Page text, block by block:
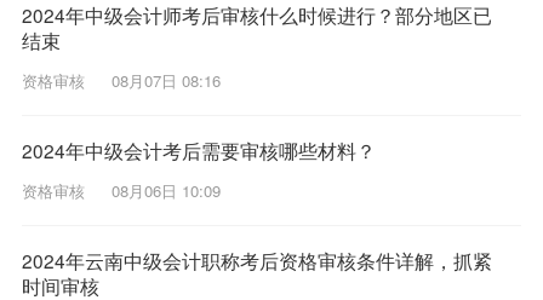
2024年中级会计师考后审核什么时候进行？部分地区已
结束
资格审核 08月07日 08:16
2024年中级会计考后需要审核哪些材料？
资格审核 08月06日 10:09
2024年云南中级会计职称考后资格审核条件详解，抓紧
时间审核